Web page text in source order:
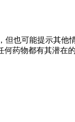
也可能提示其他
药物都有其潜在